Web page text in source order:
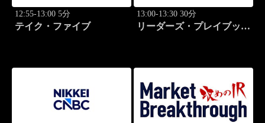
12:55-13:00 5分
テイク・ファイブ
13:00-13:30 30分
リーダーズ・プレイブック